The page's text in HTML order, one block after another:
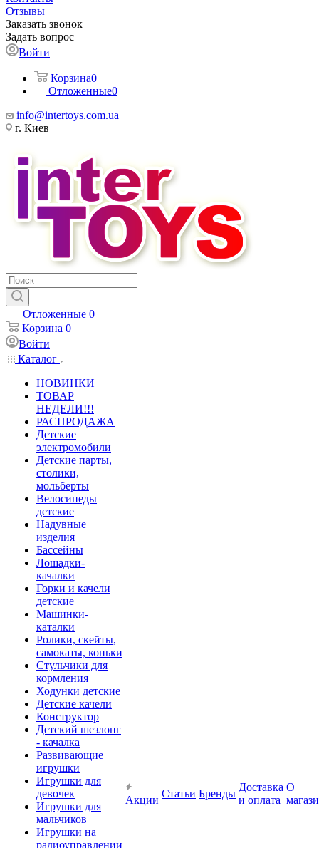
Отзывы
Заказать звонок
Задать вопрос
Войти
Корзина0
Отложенные0
info@intertoys.com.ua
г. Киев
Отложенные 0
Корзина 0
Войти
Каталог
НОВИНКИ
ТОВАР
НЕДЕЛИ!!!
РАСПРОДАЖА
Детские
электромобили
Детские парты,
столики,
мольберты
Велосипеды
детские
Надувные
изделия
Бассейны
Лошадки-
качалки
Горки и качели
детские
Машинки-
каталки
Ролики, скейты,
самокаты, коньки
Стульчики для
кормления
Ходунки детские
Детские качели
Конструктор
Детский шезлонг
- качалка
Развивающие
игрушки
Игрушки для
девочек
Игрушки для
мальчиков
Игрушки на
радиоуправлении
Акции
Статьи Бренды
Доставка
и оплата
О